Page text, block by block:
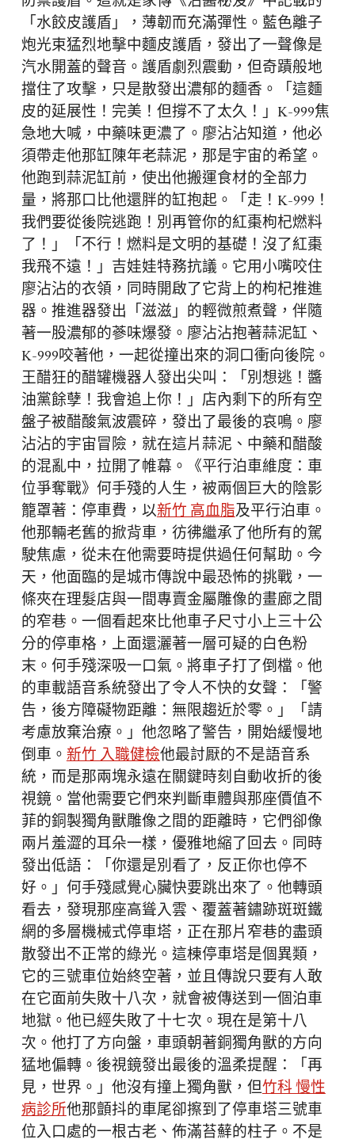
「水餃皮護盾」，薄韌而充滿彈性。藍色離子
炮光束猛烈地擊中麵皮護盾，發出了一聲像是
汽水開蓋的聲音。護盾劇烈震動，但奇蹟般地
擋住了攻擊，只是散發出濃郁的麵香。「這麵
皮的延展性！完美！但撐不了太久！」K-999焦
急地大喊，中藥味更濃了。廖沾沾知道，他必
須帶走他那缸陳年老蒜泥，那是宇宙的希望。
他跑到蒜泥缸前，使出他搬運食材的全部力
量，將那口比他還胖的缸抱起。「走！K-999！
我們要從後院逃跑！別再管你的紅棗枸杞燃料
了！」「不行！燃料是文明的基礎！沒了紅棗
我飛不遠！」吉娃娃特務抗議。它用小嘴咬住
廖沾沾的衣領，同時開啟了它背上的枸杞推進
器。推進器發出「滋滋」的輕微煎煮聲，伴隨
著一股濃郁的蔘味爆發。廖沾沾抱著蒜泥缸、
K-999咬著他，一起從撞出來的洞口衝向後院。
王醋狂的醋罐機器人發出尖叫：「別想逃！醬
油黨餘孽！我會追上你！」店內剩下的所有空
盤子被醋酸氣波震碎，發出了最後的哀鳴。廖
沾沾的宇宙冒險，就在這片蒜泥、中藥和醋酸
的混亂中，拉開了帷幕。《平行泊車維度：車
位爭奪戰》何手殘的人生，被兩個巨大的陰影
籠罩著：停車費，以新竹 高血脂及平行泊車。
他那輛老舊的掀背車，彷彿繼承了他所有的駕
駛焦慮，從未在他需要時提供過任何幫助。今
天，他面臨的是城市傳說中最恐怖的挑戰，一
條夾在理髮店與一間專賣金屬雕像的畫廊之間
的窄巷。一個看起來比他車子尺寸小上三十公
分的停車格，上面還灑著一層可疑的白色粉
末。何手殘深吸一口氣。將車子打了倒檔。他
的車載語音系統發出了令人不快的女聲：「警
告，後方障礙物距離：無限趨近於零。」「請
考慮放棄治療。」他忽略了警告，開始緩慢地
倒車。 新竹 入職健檢他最討厭的不是語音系
統，而是那兩塊永遠在關鍵時刻自動收折的後
視鏡。當他需要它們來判斷車體與那座價值不
菲的銅製獨角獸雕像之間的距離時，它們卻像
兩片羞澀的耳朵一樣，優雅地縮了回去。同時
發出低語：「你還是別看了，反正你也停不
好。」何手殘感覺心臟快要跳出來了。他轉頭
看去，發現那座高聳入雲、覆蓋著鏽跡斑斑鐵
網的多層機械式停車塔，正在那片窄巷的盡頭
散發出不正常的綠光。這棟停車塔是個異類，
它的三號車位始終空著，並且傳說只要有人敢
在它面前失敗十八次，就會被傳送到一個泊車
地獄。他已經失敗了十七次。現在是第十八
次。他打了方向盤，車頭朝著銅獨角獸的方向
猛地偏轉。後視鏡發出最後的溫柔提醒：「再
見，世界。」他沒有撞上獨角獸，但竹科 慢性
病診所他那顫抖的車尾卻擦到了停車塔三號車
位入口處的一根古老、佈滿苔蘚的柱子。不是